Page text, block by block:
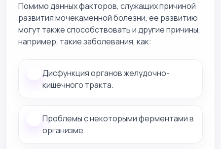
Помимо данных факторов, служащих причиной
развития мочекаменной болезни, ее развитию
могут также способствовать и другие причины,
например, такие заболевания, как:
Дисфункция органов желудочно-
кишечного тракта.
Проблемы с некоторыми ферментами в
организме.